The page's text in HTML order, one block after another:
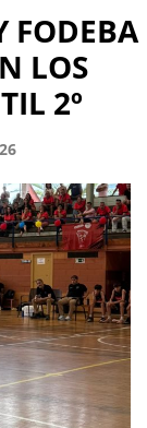
FODEBA
LOS
2º